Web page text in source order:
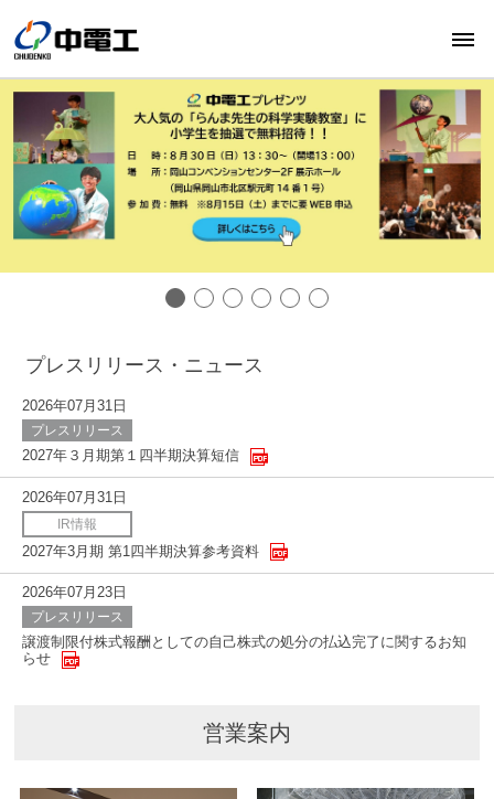
プレスリリース・ニュース
2026年07月31日
プレスリリース
2027年３月期第１四半期決算短信
2026年07月31日
IR情報
2027年3月期 第1四半期決算参考資料
2026年07月23日
プレスリリース
譲渡制限付株式報酬としての自己株式の処分の払込完了に関するお知
らせ
営業案内